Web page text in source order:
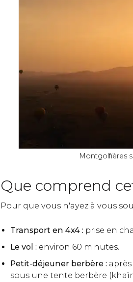
Montgolfières
Que comprend
Pour que vous n'ayez à vous
Transport en 4x4 : prise en
Le vol : environ 60 minutes.
Petit-déjeuner berbère :
sous une tente berbère